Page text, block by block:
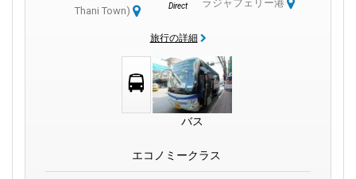
Thani Town)
Direct ラジャフェリー港
旅行の詳細
バス
エコノミークラス